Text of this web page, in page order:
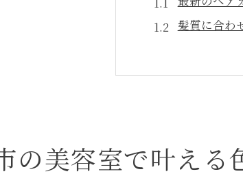
髪質に合わ
スタイリ
地元の美容
地元の美容室
個性を引き
の美容室で叶え